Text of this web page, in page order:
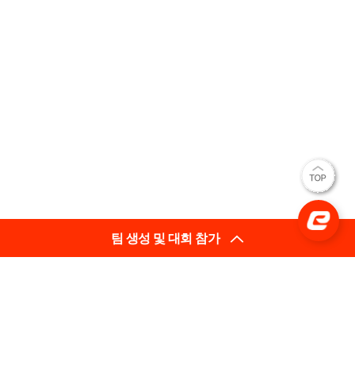
팀 생성 및 대회 참가